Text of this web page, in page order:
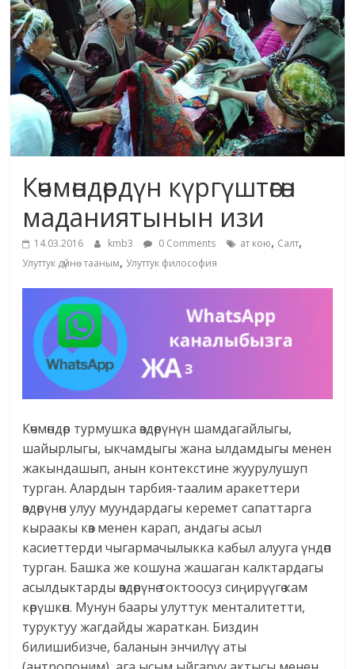
маданияты
жана
адабияты
Көчмөндөрдүн күргүштөгөн
маданиятынын изи
14.03.2016 kmb3 0 Comments ат кою, Салт,
Улуттук дүйнө тааным, Улуттук философия
Көчмөндөр турмушка өздөрүнүн шамдагайлыгы,
шайырлыгы, ыкчамдыгы жана ылдамдыгы менен
жакындашып, анын контекстине жуурулушуп
турган. Алардын тарбия-таалим аракеттери
өздөрүнөн улуу муундардагы керемет сапаттарга
кыраакы көз менен карап, андагы асыл
касиеттерди чыгармачылыкка кабыл алууга үндөп
турган. Башка же кошуна жашаган калктардагы
асылдыктарды өздөрүнө токтоосуз сиңирүүгө кам
көрүшкөн. Мунун баары улуттук менталитетти,
туруктуу жагдайды жараткан. Биздин
билишибизче, баланын энчилүү аты